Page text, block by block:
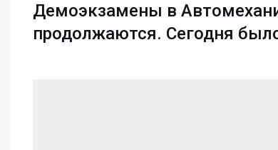
Демоэкзамены в
продолжаются. Сегодня